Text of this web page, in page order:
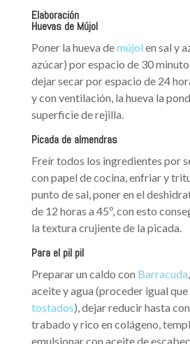
Elaboración
Huevas de Mújol
Poner la hueva demújol en sal y
azúcar) por espacio de 30
dejar secar por espacio de 24
y con ventilación, la hueva la
superficie de rejilla.
Picada de almendras
Freír todos los ingredientes por
con papel de cocina, enfriar y
punto de sal, poner en el
de 12 horas a 45º, con esto
la textura crujiente de la picada.
Para el pil pil
Preparar un caldo con Barracuda
aceite y agua (proceder igual
tostados), dejar reducir hasta
trabado y rico en colágeno,
emulsionar con aceite de